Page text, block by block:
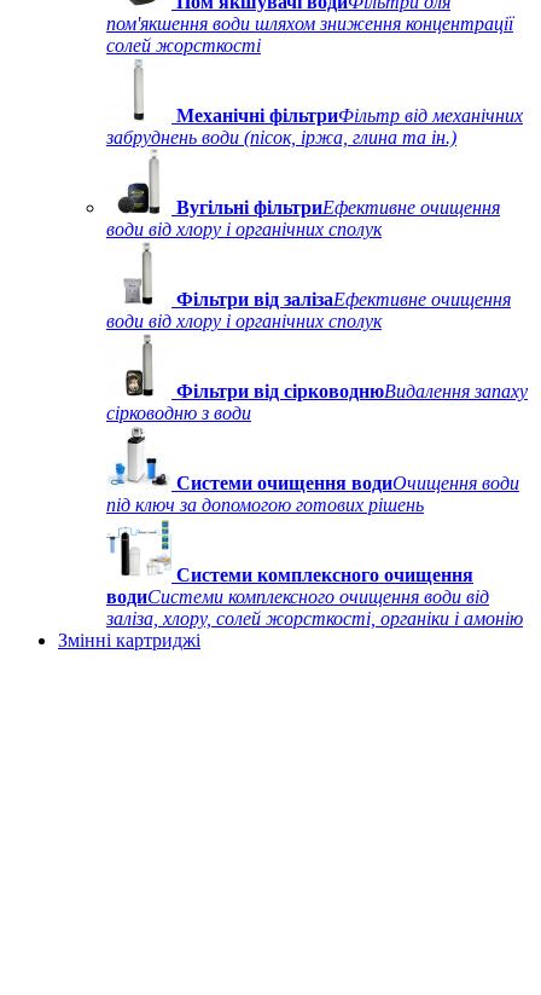
пом'якшення води шляхом зниження концентрації
солей жорсткості
Механічні фільтриФільтр від механічних
забруднень води (пісок, іржа, глина та ін.)
Вугільні фільтриЕфективне очищення
води від хлору і органічних сполук
Фільтри від залізаЕфективне очищення
води від хлору і органічних сполук
Фільтри від сірководнюВидалення запаху
сірководню з води
Системи очищення водиОчищення води
під ключ за допомогою готових рішень
Системи комплексного очищення
водиСистеми комплексного очищення води від
заліза, хлору, солей жорсткості, органіки і амонію
Змінні картриджі